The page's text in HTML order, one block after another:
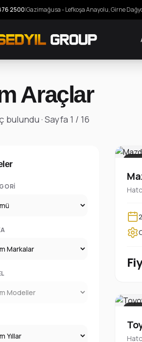
2500|Gazimağusa - Lefkoşa Anayolu, Girne
Araçlar
bulundu · Sayfa 1 / 16